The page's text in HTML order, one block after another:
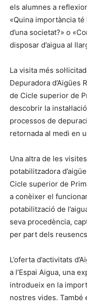
els alumnes a
«Quina importància té
d’una societat?» o
disposar d’aigua al
La visita més
Depuradora d’Aigües
de Cicle superior de
descobrir la
processos de
retornada al medi en
Una altra de les
potabilitzadora
Cicle superior de
a conèixer el
potabilització de
seva procedència,
per part dels
L’oferta d’activitats
a l’Espai Aigua, una
introdueix en la
nostres vides. També